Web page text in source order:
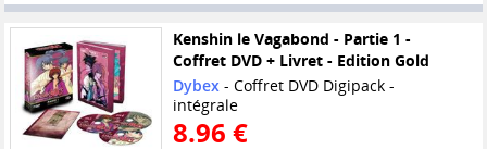
Kenshin le Vagabond - Partie 1 -
Coffret DVD + Livret - Edition Gold
Dybex- Coffret DVD Digipack -
intégrale
8.96 €